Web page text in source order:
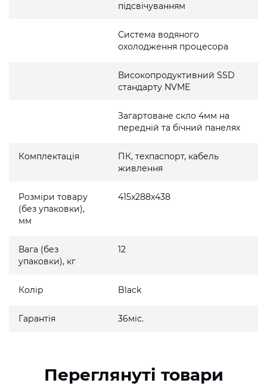
підсвічуванням
Система водяного
охолодження процесора
Високопродуктивний SSD
стандарту NVME
Загартоване скло 4мм на
передній та бічний панелях
Комплектація
ПК, техпаспорт, кабель
живлення
Розміри товару
(без упаковки),
мм
415x288x438
Вага (без
упаковки), кг
12
Колір Black
Гарантія 36міс.
Переглянуті товари